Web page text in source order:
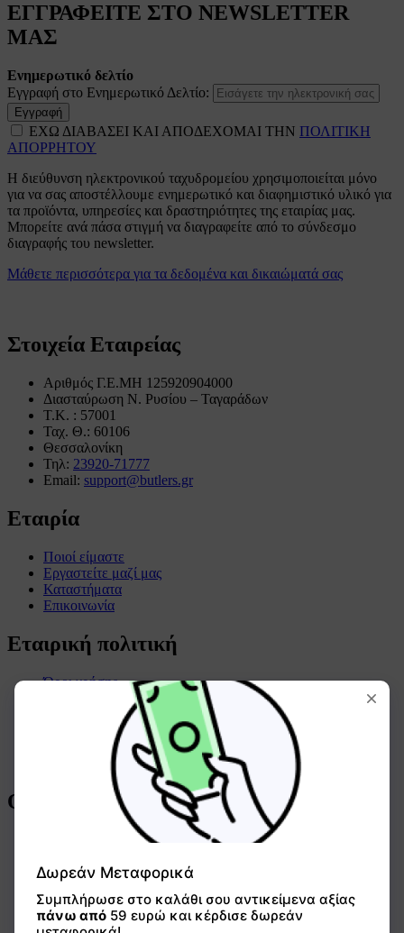
ΕΓΓΡΑΦΕΙΤΕ ΣΤΟ NEWSLETTER
ΜΑΣ
Ενημερωτικό δελτίο
Εγγραφή στο Ενημερωτικό Δελτίο:
Εγγραφή
ΕΧΩ ΔΙΑΒΑΣΕΙ ΚΑΙ ΑΠΟΔΕΧΟΜΑΙ ΤΗΝ ΠΟΛΙΤΙΚΗ
ΑΠΟΡΡΗΤΟΥ
Η διεύθυνση ηλεκτρονικού ταχυδρομείου χρησιμοποιείται μόνο
για να σας αποστέλλουμε ενημερωτικό και διαφημιστικό υλικό για
τα προϊόντα, υπηρεσίες και δραστηριότητες της εταιρίας μας.
Μπορείτε ανά πάσα στιγμή να διαγραφείτε από το σύνδεσμο
διαγραφής του newsletter.
Μάθετε περισσότερα για τα δεδομένα και δικαιώματά σας
Στοιχεία Εταιρείας
Αριθμός Γ.Ε.ΜΗ 125920904000
Διασταύρωση Ν. Ρυσίου – Ταγαράδων
Τ.Κ. : 57001
Ταχ. Θ.: 60106
Θεσσαλονίκη
Τηλ: 23920-71777
Email: support@butlers.gr
Εταιρία
Ποιοί είμαστε
Εργαστείτε μαζί μας
Καταστήματα
Επικοινωνία
Εταιρική πολιτική
Όροι χρήσης
Όροι συναλλαγών
Πολιτική απορρήτου
Πολιτική επιστροφών
Πολιτική cookies
Όροι χρήσης GIFTCARD
Οδηγός αγορών
Τρόποι πληρωμής
Συχνές ερωτήσεις
Οδηγίες χρήσης GIFTCARD